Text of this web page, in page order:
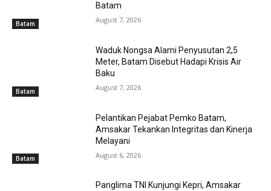
Batam
Batam
August 7, 2026
Batam
Waduk Nongsa Alami Penyusutan 2,5
Meter, Batam Disebut Hadapi Krisis Air
Baku
August 7, 2026
Batam
Pelantikan Pejabat Pemko Batam,
Amsakar Tekankan Integritas dan Kinerja
Melayani
August 6, 2026
Panglima TNI Kunjungi Kepri, Amsakar